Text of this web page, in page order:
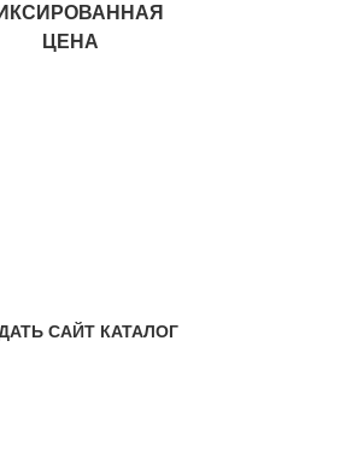
ЦЕНА
САЙТ КАТАЛОГ